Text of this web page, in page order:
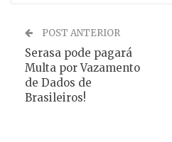
POST ANTERIOR
Serasa pode pagará
Multa por Vazamento
de Dados de
Brasileiros!